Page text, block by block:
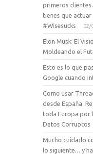
primeros
tienes que
#Wisesucks
02/
Elon Musk: El
Moldeando el
Esto es lo que
Google cuando
Como usar
desde España.
toda Europa por
Datos Corruptos
Mucho cuidado
lo siguiente… y